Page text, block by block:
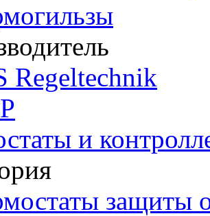
Regeltechnik
и
защиты